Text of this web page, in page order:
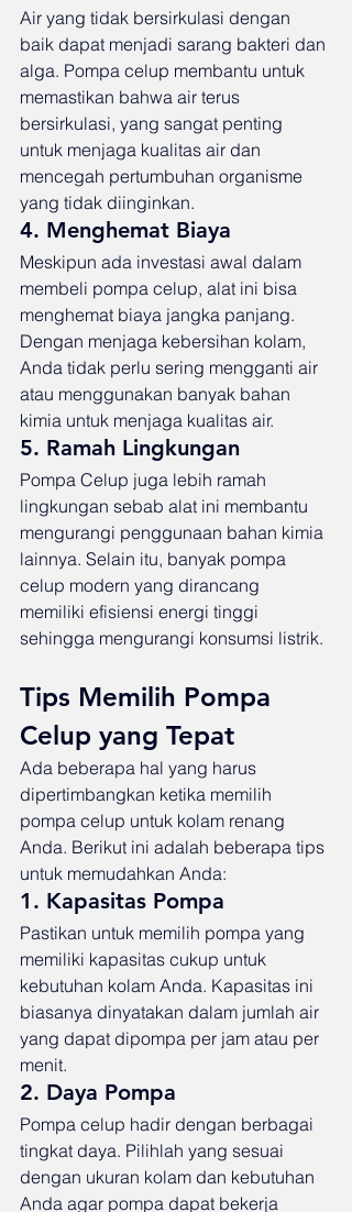
Air yang tidak bersirkulasi dengan
baik dapat menjadi sarang bakteri dan
alga. Pompa celup membantu untuk
memastikan bahwa air terus
bersirkulasi, yang sangat penting
untuk menjaga kualitas air dan
mencegah pertumbuhan organisme
yang tidak diinginkan.
4. Menghemat Biaya
Meskipun ada investasi awal dalam
membeli pompa celup, alat ini bisa
menghemat biaya jangka panjang.
Dengan menjaga kebersihan kolam,
Anda tidak perlu sering mengganti air
atau menggunakan banyak bahan
kimia untuk menjaga kualitas air.
5. Ramah Lingkungan
Pompa Celup juga lebih ramah
lingkungan sebab alat ini membantu
mengurangi penggunaan bahan kimia
lainnya. Selain itu, banyak pompa
celup modern yang dirancang
memiliki efisiensi energi tinggi
sehingga mengurangi konsumsi listrik.
Tips Memilih Pompa
Celup yang Tepat
Ada beberapa hal yang harus
dipertimbangkan ketika memilih
pompa celup untuk kolam renang
Anda. Berikut ini adalah beberapa tips
untuk memudahkan Anda:
1. Kapasitas Pompa
Pastikan untuk memilih pompa yang
memiliki kapasitas cukup untuk
kebutuhan kolam Anda. Kapasitas ini
biasanya dinyatakan dalam jumlah air
yang dapat dipompa per jam atau per
menit.
2. Daya Pompa
Pompa celup hadir dengan berbagai
tingkat daya. Pilihlah yang sesuai
dengan ukuran kolam dan kebutuhan
Anda agar pompa dapat bekerja